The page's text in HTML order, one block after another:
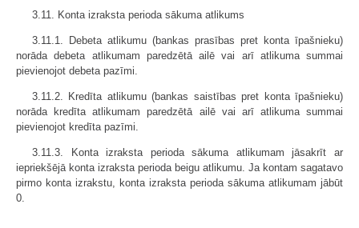
3.11. Konta izraksta perioda sākuma atlikums
3.11.1. Debeta atlikumu (bankas prasības pret konta īpašnieku)
norāda debeta atlikumam paredzētā ailē vai arī atlikuma summai
pievienojot debeta pazīmi.
3.11.2. Kredīta atlikumu (bankas saistības pret konta īpašnieku)
norāda kredīta atlikumam paredzētā ailē vai arī atlikuma summai
pievienojot kredīta pazīmi.
3.11.3. Konta izraksta perioda sākuma atlikumam jāsakrīt ar
iepriekšējā konta izraksta perioda beigu atlikumu. Ja kontam sagatavo
pirmo konta izrakstu, konta izraksta perioda sākuma atlikumam jābūt
0.